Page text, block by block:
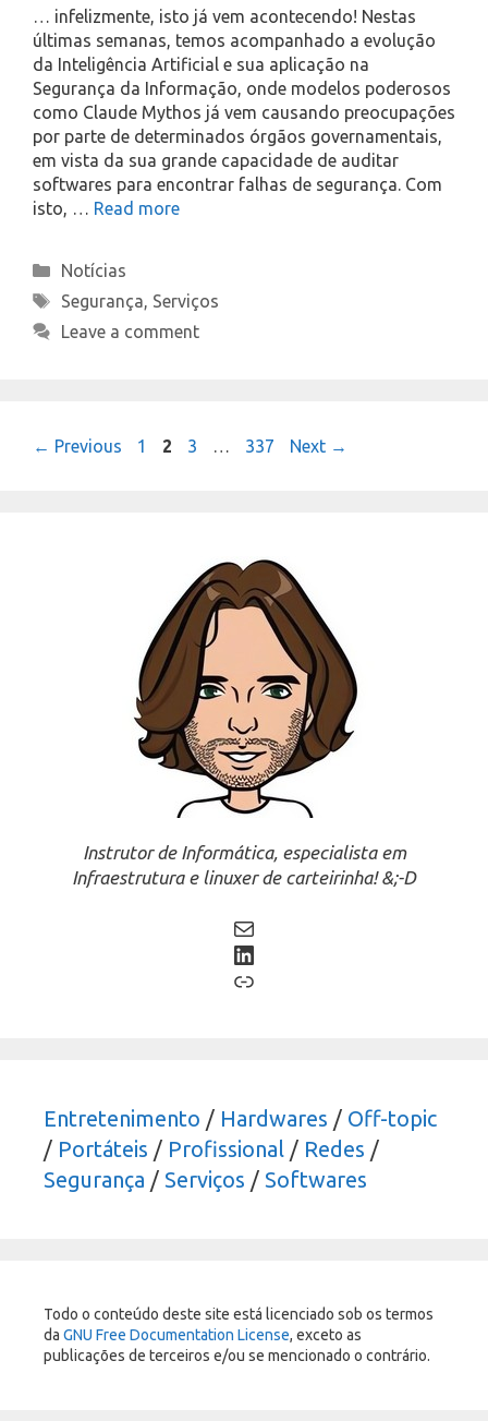
… infelizmente, isto já vem acontecendo! Nestas
últimas semanas, temos acompanhado a evolução
da Inteligência Artificial e sua aplicação na
Segurança da Informação, onde modelos poderosos
como Claude Mythos já vem causando preocupações
por parte de determinados órgãos governamentais,
em vista da sua grande capacidade de auditar
softwares para encontrar falhas de segurança. Com
isto, … Read more
Categories
Notícias
Tags
Segurança, Serviços
Leave a comment
← Previous Page
1 Page
2 Page
3 … Page
337 Next →
Instrutor de Informática, especialista em
Infraestrutura e linuxer de carteirinha! &;-D
Mail
LinkedIn
Link
Entretenimento / Hardwares / Off-topic
/ Portáteis / Profissional / Redes /
Segurança / Serviços / Softwares
Todo o conteúdo deste site está licenciado sob os termos
da GNU Free Documentation License, exceto as
publicações de terceiros e/ou se mencionado o contrário.